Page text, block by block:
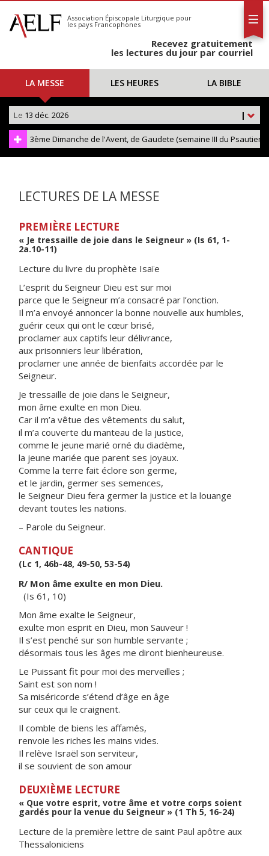
S'abonner
Calendrier
Association Épiscopale Liturgique pour
les pays Francophones
Recevez gratuitement
les lectures du jour par courriel
LA MESSE LES HEURES LA BIBLE
|
Le 13 déc. 2026
3ème Dimanche de l'Avent, de Gaudete (semaine III du Psautier)
LECTURES DE LA MESSE
PREMIÈRE LECTURE
« Je tressaille de joie dans le Seigneur » (Is 61, 1-
2a.10-11)
Lecture du livre du prophète Isaïe
L’esprit du Seigneur Dieu est sur moi
parce que le Seigneur m’a consacré par l’onction.
Il m’a envoyé annoncer la bonne nouvelle aux humbles,
guérir ceux qui ont le cœur brisé,
proclamer aux captifs leur délivrance,
aux prisonniers leur libération,
proclamer une année de bienfaits accordée par le
Seigneur.
Je tressaille de joie dans le Seigneur,
mon âme exulte en mon Dieu.
Car il m’a vêtue des vêtements du salut,
il m’a couverte du manteau de la justice,
comme le jeune marié orné du diadème,
la jeune mariée que parent ses joyaux.
Comme la terre fait éclore son germe,
et le jardin, germer ses semences,
le Seigneur Dieu fera germer la justice et la louange
devant toutes les nations.
– Parole du Seigneur.
CANTIQUE
(Lc 1, 46b-48, 49-50, 53-54)
R/ Mon âme exulte en mon Dieu.
(Is 61, 10)
Mon âme exalte le Seigneur,
exulte mon esprit en Dieu, mon Sauveur !
Il s’est penché sur son humble servante ;
désormais tous les âges me diront bienheureuse.
Le Puissant fit pour moi des merveilles ;
Saint est son nom !
Sa miséricorde s’étend d’âge en âge
sur ceux qui le craignent.
Il comble de biens les affamés,
renvoie les riches les mains vides.
Il relève Israël son serviteur,
il se souvient de son amour
DEUXIÈME LECTURE
« Que votre esprit, votre âme et votre corps soient
gardés pour la venue du Seigneur » (1 Th 5, 16-24)
Lecture de la première lettre de saint Paul apôtre aux
Thessaloniciens